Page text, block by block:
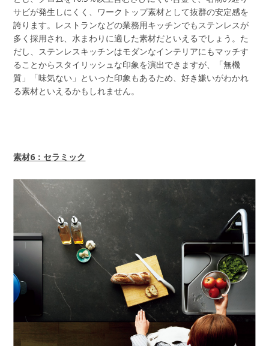
サビが発生しにくく、ワークトップ素材として抜群の安定感を
誇ります。レストランなどの業務用キッチンでもステンレスが
多く採用され、水まわりに適した素材だといえるでしょう。た
だし、ステンレスキッチンはモダンなインテリアにもマッチす
ることからスタイリッシュな印象を演出できますが、「無機
質」「味気ない」といった印象もあるため、好き嫌いがわかれ
る素材といえるかもしれません。
素材6：セラミック